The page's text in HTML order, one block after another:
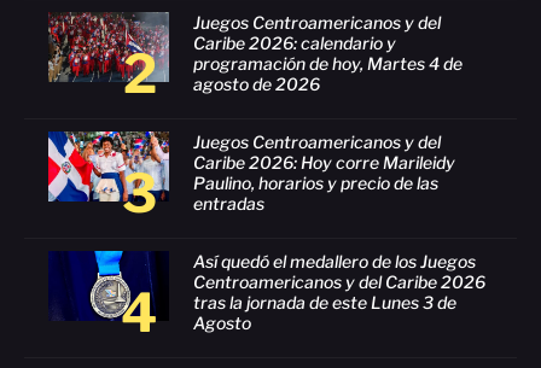
2
Juegos Centroamericanos y del
Caribe 2026: calendario y
programación de hoy, Martes 4 de
agosto de 2026
3
Juegos Centroamericanos y del
Caribe 2026: Hoy corre Marileidy
Paulino, horarios y precio de las
entradas
4
Así quedó el medallero de los Juegos
Centroamericanos y del Caribe 2026
tras la jornada de este Lunes 3 de
Agosto